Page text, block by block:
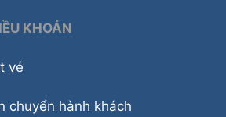
KHOẢN
vé
chuyển hành khách